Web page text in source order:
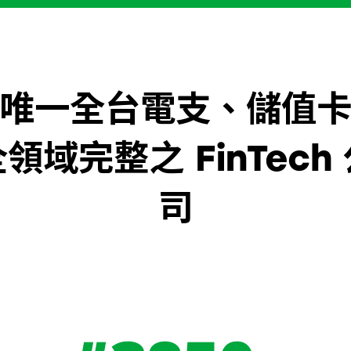
唯一全台電支、儲值卡
領域完整之 FinTech
司